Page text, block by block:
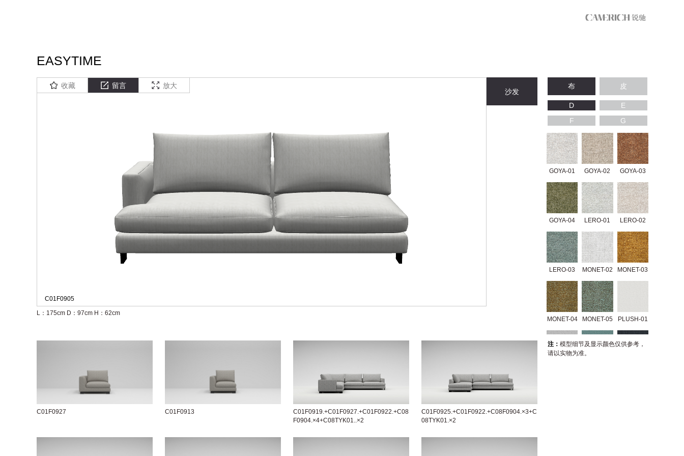
EASYTIME
收藏 留言 放大
C01F0905
L：175cm D：97cm H：62cm
沙发
布 皮
D
E
F
G
GOYA-01 GOYA-02 GOYA-03
GOYA-04 LERO-01 LERO-02
LERO-03 MONET-02 MONET-03
MONET-04 MONET-05 PLUSH-01
C01F0927 C01F0913
C01F0919.+C01F0927.+C01F0922.+C08
F0904.×4+C08TYK01..×2
C01F0925.+C01F0922.+C08F0904.×3+C
08TYK01.×2
注： 模型细节及显示颜色仅供参考，
请以实物为准。